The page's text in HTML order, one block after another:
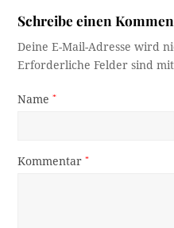
Schreibe einen
Deine E-Mail-Adresse wird
Erforderliche Felder sind
Name*
Kommentar*